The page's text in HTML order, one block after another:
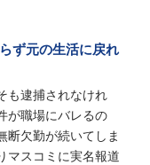
ず元の生活に戻れ
も逮捕されなけれ
が職場にバレるの
断欠勤が続いてしま
マスコミに実名報道